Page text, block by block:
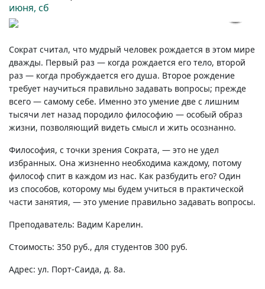
июня, сб
Сократ считал, что мудрый человек рождается в этом мире
дважды. Первый раз — когда рождается его тело, второй
раз — когда пробуждается его душа. Второе рождение
требует научиться правильно задавать вопросы; прежде
всего — самому себе. Именно это умение две с лишним
тысячи лет назад породило философию — особый образ
жизни, позволяющий видеть смысл и жить осознанно.
Философия, с точки зрения Сократа, — это не удел
избранных. Она жизненно необходима каждому, потому
философ спит в каждом из нас. Как разбудить его? Один
из способов, которому мы будем учиться в практической
части занятия, — это умение правильно задавать вопросы.
Преподаватель: Вадим Карелин.
Стоимость: 350 руб., для студентов 300 руб.
Адрес: ул. Порт-Саида, д. 8а.